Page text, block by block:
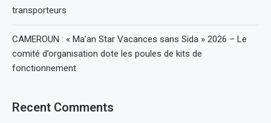
transporteurs
CAMEROUN : « Ma’an Star Vacances sans Sida » 2026 – Le
comité d’organisation dote les poules de kits de
fonctionnement
Recent Comments